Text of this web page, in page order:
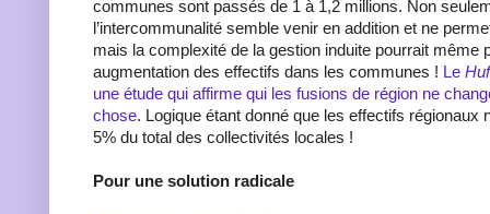
communes sont passés de 1 à 1,2 millions. Non
l’intercommunalité semble venir en addition et ne
mais la complexité de la gestion induite pourrait même
augmentation des effectifs dans les communes ! Le
une étude qui affirme qui les fusions de région ne
chose. Logique étant donné que les effectifs régionaux
5% du total des collectivités locales !
Pour une solution radicale